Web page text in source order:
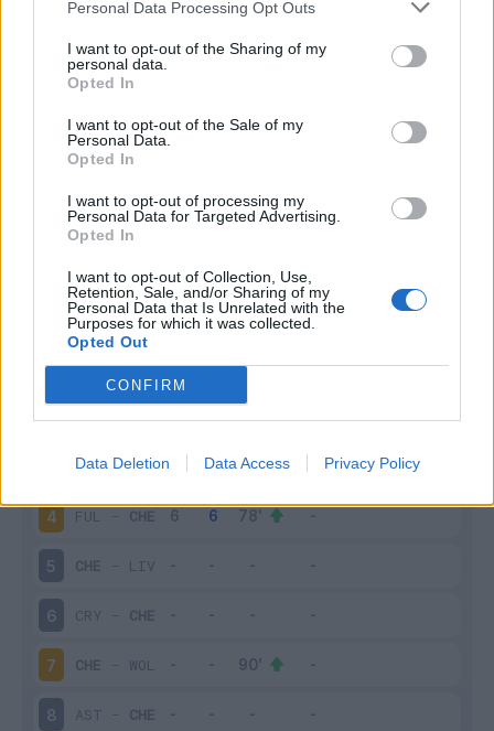
Personal Data Processing Opt Outs
I want to opt-out of the Sharing of my
personal data.
Opted In
I want to opt-out of the Sale of my
Personal Data.
Opted In
I want to opt-out of processing my
Personal Data for Targeted Advertising.
Opted In
I want to opt-out of Collection, Use,
Retention, Sale, and/or Sharing of my
Personal Data that Is Unrelated with the
Purposes for which it was collected.
Opted Out
CONFIRM
Data Deletion Data Access Privacy Policy
19 - 65
Scarica riepilogo
stagionale
Giornata Voto FV Entrato Uscito
1 LEE-CHE
2 CHE-LEI
CHE-WES
4 FUL - CHE
5 CHE - LIV
6 CRY - CHE
7 CHE - WOL
8 AST - CHE